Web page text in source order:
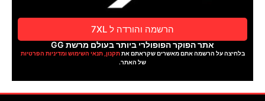
הרשמה והורדה ל 7XL
אתר הפוקר הפופולרי ביותר בעולם מרשת GG
בלחיצה על הרשמה אתם מאשרים שקראתם אתתקנון, תנאי השימוש ומדיניות הפרטיות
של האתר.